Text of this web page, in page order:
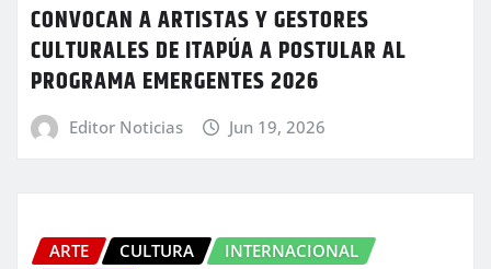
CONVOCAN A ARTISTAS Y GESTORES
CULTURALES DE ITAPÚA A POSTULAR AL
PROGRAMA EMERGENTES 2026
Editor Noticias Jun 19, 2026
ARTE CULTURA
INTERNACIONAL